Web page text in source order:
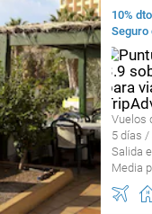
10%
Seguro
Vuelos
5 días /
Salida
Media